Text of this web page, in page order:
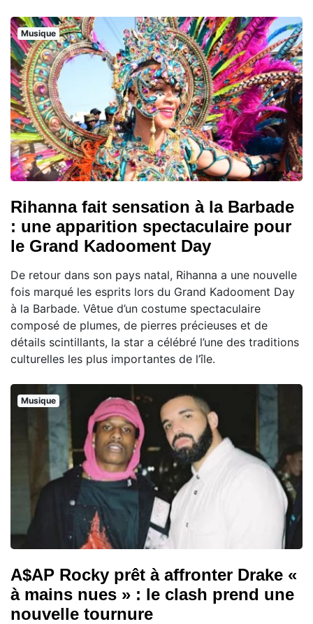
Musique
Rihanna fait sensation à la Barbade
: une apparition spectaculaire pour
le Grand Kadooment Day
De retour dans son pays natal, Rihanna a une nouvelle
fois marqué les esprits lors du Grand Kadooment Day
à la Barbade. Vêtue d’un costume spectaculaire
composé de plumes, de pierres précieuses et de
détails scintillants, la star a célébré l’une des traditions
culturelles les plus importantes de l’île.
Musique
A$AP Rocky prêt à affronter Drake «
à mains nues » : le clash prend une
nouvelle tournure